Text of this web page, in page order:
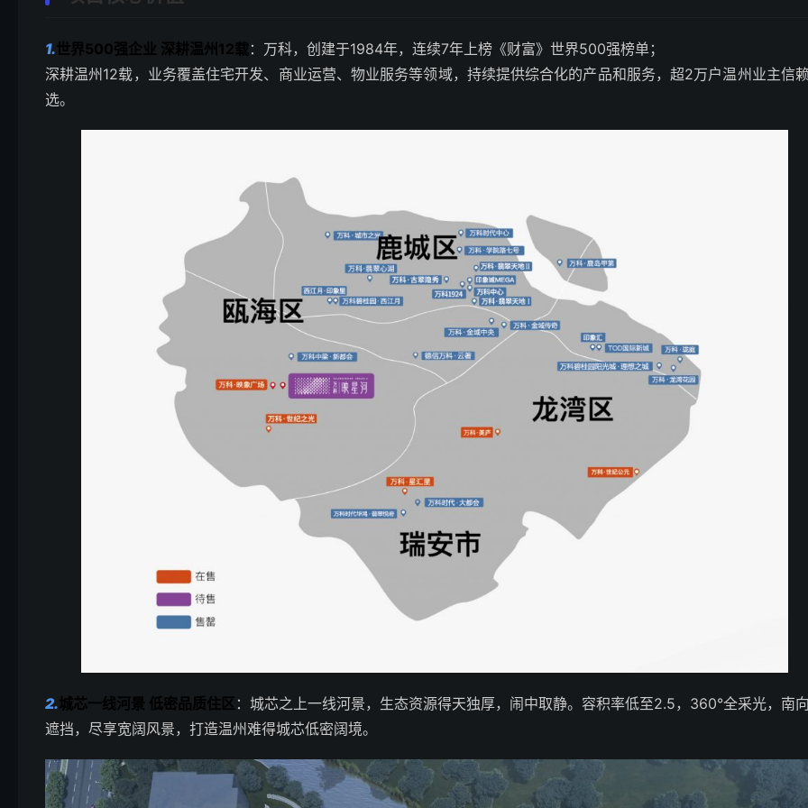
1.世界500强企业 深耕温州12载：万科，创建于1984年，连续7年上榜《财富》世界500强榜单；
深耕温州12载，业务覆盖住宅开发、商业运营、物业服务等领域，持续提供综合化的产品和服务，超2万户温州业主信
选。
2.城芯一线河景 低密品质住区 ：城芯之上一线河景，生态资源得天独厚，闹中取静。容积率低至2.5，360°全采光，南
遮挡，尽享宽阔风景，打造温州难得城芯低密阔境。